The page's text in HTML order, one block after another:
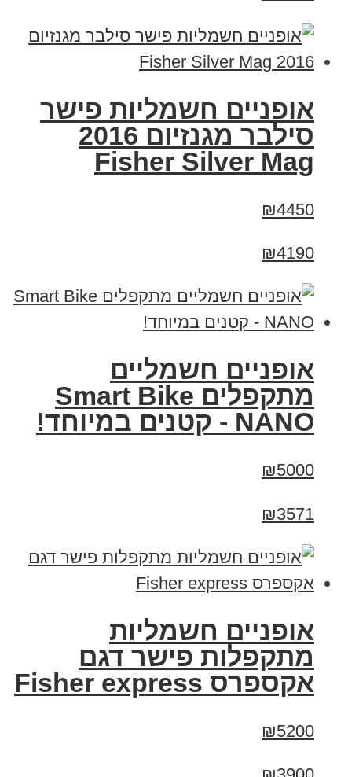
אופניים חשמליות פישר
סילבר מגנזיום 2016
Fisher Silver Mag
₪4450
₪4190
אופניים חשמליים
מתקפלים Smart Bike
NANO - קטנים במיוחד!
₪5000
₪3571
אופניים חשמליות
מתקפלות פישר דגם
אקספרס Fisher express
₪5200